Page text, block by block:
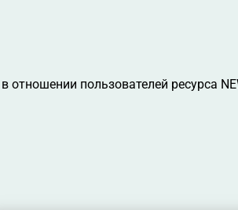
пользователей ресурса